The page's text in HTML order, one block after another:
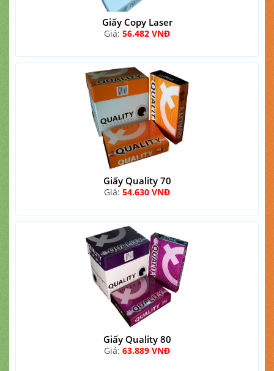
Giấy Copy Laser
Giá: 56.482 VNĐ
Giấy Quality 70
Giá: 54.630 VNĐ
Giấy Quality 80
Giá: 63.889 VNĐ